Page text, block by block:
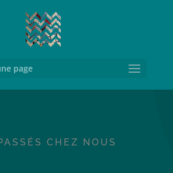
page
CHEZ NOUS